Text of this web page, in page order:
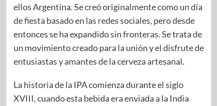
ellos Argentina. Se creó originalmente como un día
de fiesta basado en las redes sociales, pero desde
entonces se ha expandido sin fronteras. Se trata de
un movimiento creado para la unión y el disfrute de
entusiastas y amantes de la cerveza artesanal.
La historia de la IPA comienza durante el siglo
XVIII, cuando esta bebida era enviada a la India